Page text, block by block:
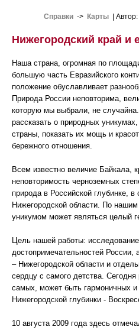
Справки-> Карты| Автор:
Нижегородский край и
Наша страна, огромная по
большую часть Евразийского
положение обуславливает
Природа России неповторима,
которую мы выбрали, не
рассказать о природных
страны, показать их мощь и
бережного отношения.
Всем известно величие Байкала,
неповторимость черноземных
природа в Российской глубинке,
Нижегородской области. По
уникумом может являться целый
Цель нашей работы:
достопримечательностей
– Нижегородской области и
сердцу с самого детства.
самых, может быть гармоничных и
Нижегородской глубинки -
10 августа 2009 года здесь